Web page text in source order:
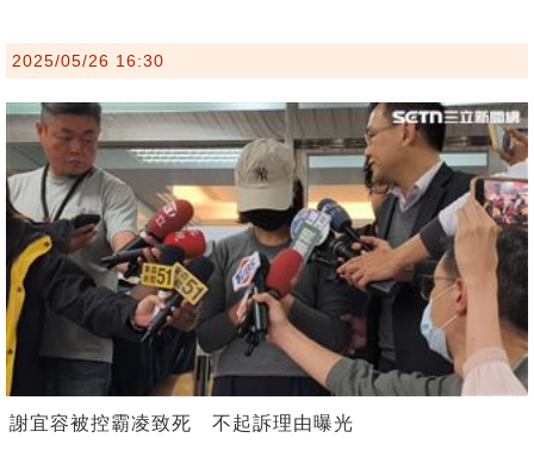
2025/05/26 16:30
謝宜容被控霸凌致死 不起訴理由曝光